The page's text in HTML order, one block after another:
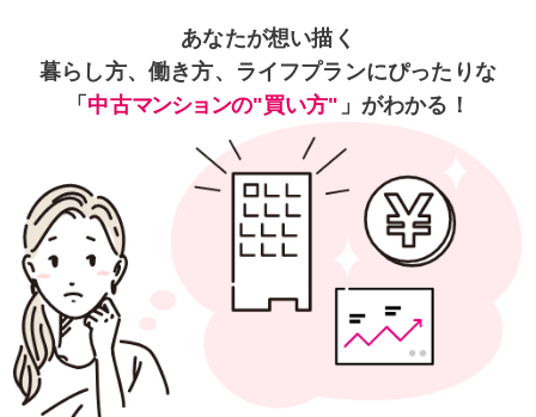
あなたが想い描く
暮らし方、働き方、
ライフプランにぴったりな
「 中古マンションの"買い方" 」がわかる！